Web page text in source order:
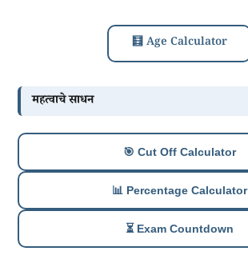
🧮 Age Calculator
महत्वाचे साधन
🎯 Cut Off Calculator
📊 Percentage Calculator
⏳ Exam Countdown